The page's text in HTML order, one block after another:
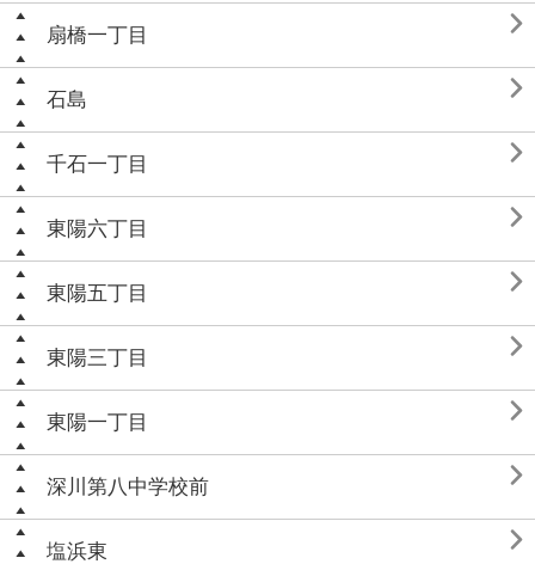
扇橋一丁目 
石島 
千石一丁目 
東陽六丁目 
東陽五丁目 
東陽三丁目 
東陽一丁目 
深川第八中学校前 
塩浜東 